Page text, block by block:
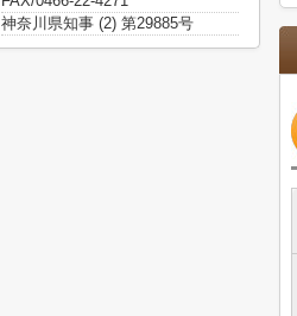
神奈川県知事 (2) 第29885号